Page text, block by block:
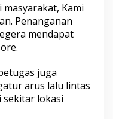
Kami
Penanganan
mendapat
juga
arus lalu lintas
sekitar lokasi